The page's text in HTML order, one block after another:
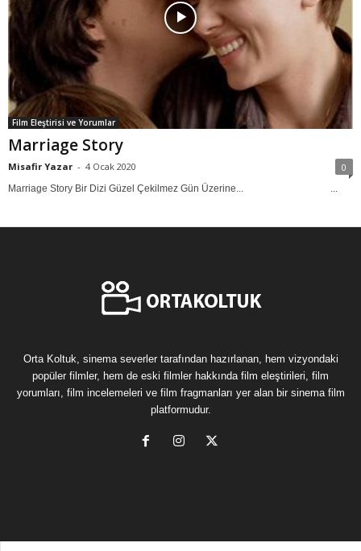
Film Eleştirisi ve Yorumlar
Marriage Story
Misafir Yazar - 4 Ocak 2020 0
Marriage Story Bir Dizi Güzel Çekilmez Gün Üzerine... ...
Orta Koltuk, sinema severler tarafından hazırlanan, hem vizyondaki
popüler filmler, hem de eski filmler hakkında film eleştirileri, film
yorumları, film incelemeleri ve film fragmanları yer alan bir sinema film
platformudur.